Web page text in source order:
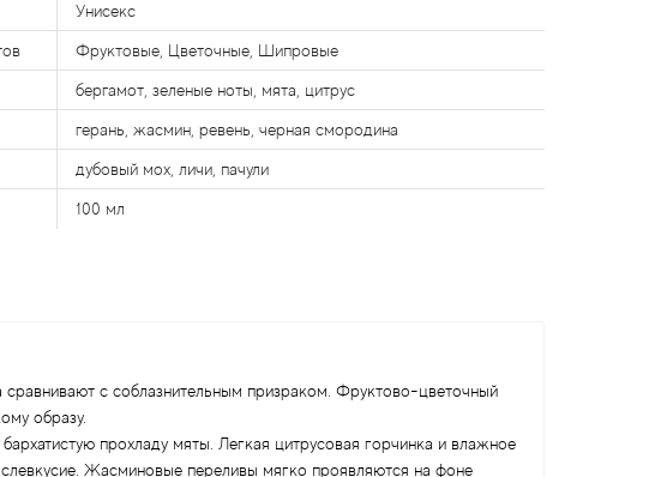
Унисекс
Фруктовые, Цветочные, Шипровые
бергамот, зеленые ноты, мята, цитрус
герань, жасмин, ревень, черная смородина
дубовый мох, личи, пачули
100 мл
с соблазнительным призраком. Фруктово-цветочный
образу.
прохладу мяты. Легкая цитрусовая горчинка и влажное
Жасминовые переливы мягко проявляются на фоне